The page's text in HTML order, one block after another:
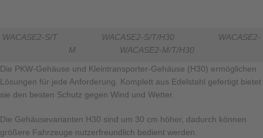
WACASE2-S/T WACASE2-S/T/H30
WACASE2-
M
WACASE2-M/T/H30
Die PKW-Gehäuse und Kleintransporter-Gehäuse (H30) ermöglichen
Lösungen für jede Anforderung. Komplett aus Edelstahl gefertigt bietet
sie den besten Schutz gegen Wind und Wetter.
Die Gehäusevarianten H30 sind um 30 cm höher, dadurch können
größere Fahrzeuge nutzerfreundlich bedient werden.